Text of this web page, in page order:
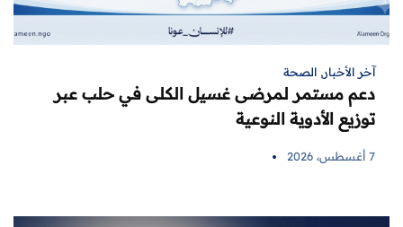
آخر الأخبار, الصحة
دعم مستمر لمرضى غسيل الكلى في حلب عبر
توزيع الأدوية النوعية
7 أغسطس، 2026